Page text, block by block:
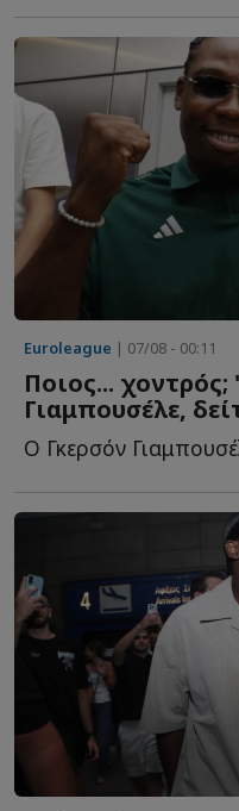
Euroleague | 07/08 - 00:11
Ποιος... χοντρός;
Γιαμπουσέλε,